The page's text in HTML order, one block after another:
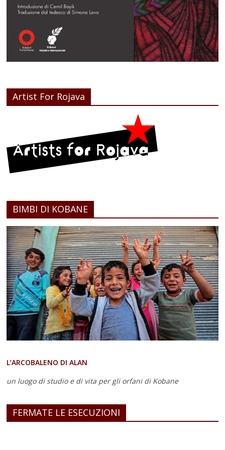
Artist For Rojava
BIMBI DI KOBANE
L’ARCOBALENO DI ALAN
un luogo di studio e di vita per gli orfani di Kobane
FERMATE LE ESECUZIONI